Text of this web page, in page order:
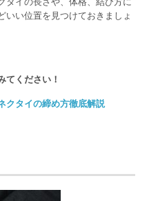
いい位置を見つけておきましょ
てください！
クタイの締め方徹底解説